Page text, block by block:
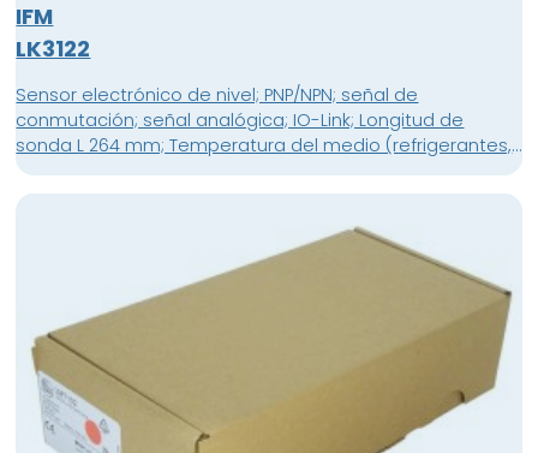
IFM
LK3122
Sensor electrónico de nivel; PNP/NPN; señal de
conmutación; señal analógica; IO-Link; Longitud de
sonda L 264 mm; Temperatura del medio (refrigerantes,
agua / aceite) 0...35; (con tubo climático E43100: 35...65
°C) °C / 0...70 °C; Conector